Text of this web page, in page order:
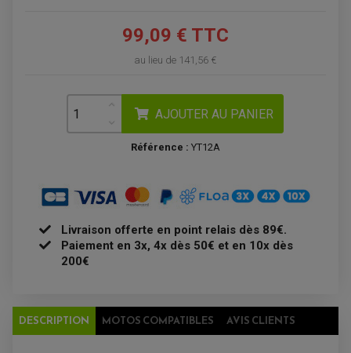
BAGAGERIE
BAGAGERIE SOUPLE
SUPPORT VALISE LATERAL
TOP CASE ET VALISES
ACCESSOIRES QUAD
GUIDON QUAD
KIT DÉCO QUAD / SSV
KIT POIGNÉE DE GAZ QUAD
POIGNÉE QUAD
BAGAGERIE / TREUIL / ATTELAGE
TREUIL ET ATTELAGE QUAD-SSV
ÉCHAPPEMENT QUAD
ENTRETIEN QUAD / SSV
BATTERIE
ACCESSOIRES ÉLECTRIQUE ENDURO
PLAQUE PHARE
COMPTEUR D'HEURE
DÉMARREUR
99,09 € TTC
au lieu de 141,56 €
AJOUTER AU PANIER
Référence : YT12A
Livraison offerte en point relais dès 89€.
Paiement en 3x, 4x dès 50€ et en 10x dès
200€
DESCRIPTION MOTOS COMPATIBLES AVIS CLIENTS